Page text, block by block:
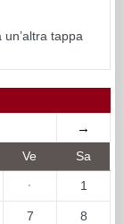
tappa
→
Ve Sa
· 1
7 8